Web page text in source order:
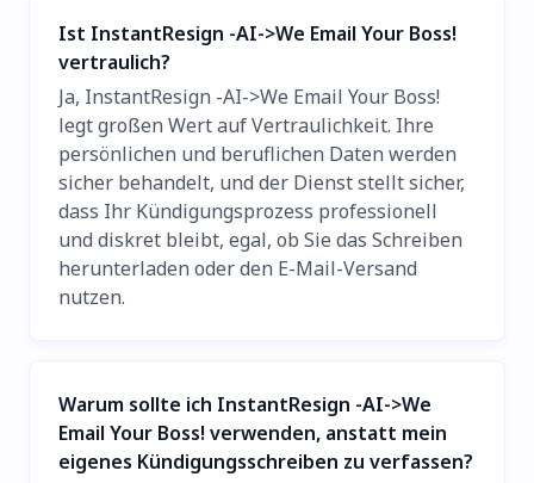
Ist InstantResign -AI->We Email Your Boss!
vertraulich?
Ja, InstantResign -AI->We Email Your Boss!
legt großen Wert auf Vertraulichkeit. Ihre
persönlichen und beruflichen Daten werden
sicher behandelt, und der Dienst stellt sicher,
dass Ihr Kündigungsprozess professionell
und diskret bleibt, egal, ob Sie das Schreiben
herunterladen oder den E-Mail-Versand
nutzen.
Warum sollte ich InstantResign -AI->We
Email Your Boss! verwenden, anstatt mein
eigenes Kündigungsschreiben zu verfassen?